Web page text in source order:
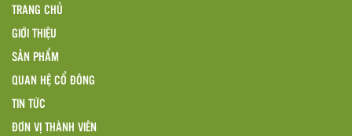
TRANG CHỦ
GIỚI THIỆU
SẢN PHẨM
QUAN HỆ CỔ ĐÔNG
TIN TỨC
ĐƠN VỊ THÀNH VIÊN